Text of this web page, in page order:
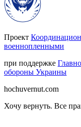
Проект
военнопленными
при поддержке
обороны Украины
hochuvernut.com
Хочу вернуть. Все